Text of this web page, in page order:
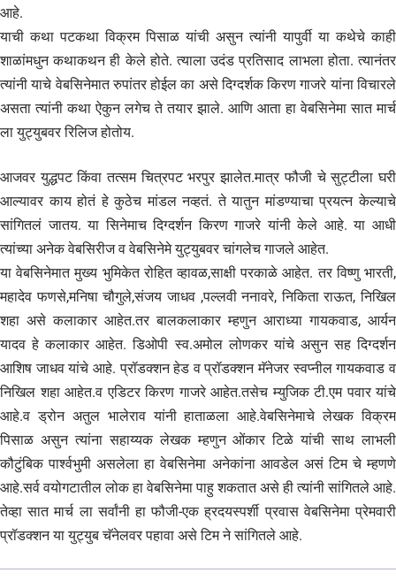
आहे.
याची कथा पटकथा विक्रम पिसाळ यांची असुन त्यांनी यापुर्वी या कथेचे काही
शाळांमधुन कथाकथन ही केले होते. त्याला उदंड प्रतिसाद लाभला होता. त्यानंतर
त्यांनी याचे वेबसिनेमात रुपांतर होईल का असे दिग्दर्शक किरण गाजरे यांना विचारले
असता त्यांनी कथा ऐकुन लगेच ते तयार झाले. आणि आता हा वेबसिनेमा सात मार्च
ला युट्युबवर रिलिज होतोय.
आजवर युद्धपट किंवा तत्सम चित्रपट भरपुर झालेत.मात्र फौजी चे सुट्टीला घरी
आल्यावर काय होतं हे कुठेच मांडल नव्हतं. ते यातुन मांडण्याचा प्रयत्न केल्याचे
सांगितलं जातय. या सिनेमाच दिग्दर्शन किरण गाजरे यांनी केले आहे. या आधी
त्यांच्या अनेक वेबसिरीज व वेबसिनेमे युट्युबवर चांगलेच गाजले आहेत.
या वेबसिनेमात मुख्य भुमिकेत रोहित व्हावळ,साक्षी परकाळे आहेत. तर विष्णु भारती,
महादेव फणसे,मनिषा चौगुले,संजय जाधव ,पल्लवी ननावरे, निकिता राऊत, निखिल
शहा असे कलाकार आहेत.तर बालकलाकार म्हणुन आराध्या गायकवाड, आर्यन
यादव हे कलाकार आहेत. डिओपी स्व.अमोल लोणकर यांचे असुन सह दिग्दर्शन
आशिष जाधव यांचे आहे. प्रॉडक्शन हेड व प्रॉडक्शन मॅनेजर स्वप्नील गायकवाड व
निखिल शहा आहेत.व एडिटर किरण गाजरे आहेत.तसेच म्युजिक टी.एम पवार यांचे
आहे.व ड्रोन अतुल भालेराव यांनी हाताळला आहे.वेबसिनेमाचे लेखक विक्रम
पिसाळ असुन त्यांना सहाय्यक लेखक म्हणुन ओंकार टिळे यांची साथ लाभली
कौटुंबिक पार्श्वभुमी असलेला हा वेबसिनेमा अनेकांना आवडेल असं टिम चे म्हणणे
आहे.सर्व वयोगटातील लोक हा वेबसिनेमा पाहु शकतात असे ही त्यांनी सांगितले आहे.
तेव्हा सात मार्च ला सर्वांनी हा फौजी-एक ह्रदयस्पर्शी प्रवास वेबसिनेमा प्रेमवारी
प्रॉडक्शन या युट्युब चॅनेलवर पहावा असे टिम ने सांगितले आहे.